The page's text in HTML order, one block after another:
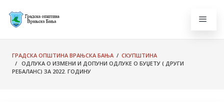
ГРАДСКА ОПШТИНА ВРАЊСКА БАЊА / СКУПШТИНА
/ ОДЛУКА О ИЗМЕНИ И ДОПУНИ ОДЛУКЕ О БУЏЕТУ ( ДРУГИ
РЕБАЛАНС) ЗА 2022. ГОДИНУ